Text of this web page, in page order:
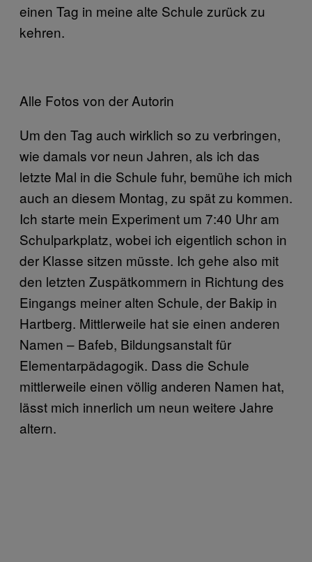
einen Tag in meine alte Schule zurück zu
kehren.
Alle Fotos von der Autorin
Um den Tag auch wirklich so zu verbringen,
wie damals vor neun Jahren, als ich das
letzte Mal in die Schule fuhr, bemühe ich mich
auch an diesem Montag, zu spät zu kommen.
Ich starte mein Experiment um 7:40 Uhr am
Schulparkplatz, wobei ich eigentlich schon in
der Klasse sitzen müsste. Ich gehe also mit
den letzten Zuspätkommern in Richtung des
Eingangs meiner alten Schule, der Bakip in
Hartberg. Mittlerweile hat sie einen anderen
Namen – Bafeb, Bildungsanstalt für
Elementarpädagogik. Dass die Schule
mittlerweile einen völlig anderen Namen hat,
lässt mich innerlich um neun weitere Jahre
altern.